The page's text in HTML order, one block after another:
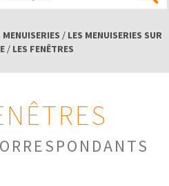
MENUISERIES / LES MENUISERIES SUR
/ LES FENÊTRES